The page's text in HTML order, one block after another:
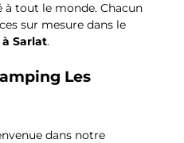
à tout le monde. Chacun
sur mesure dans le
Sarlat.
Les
dans notre